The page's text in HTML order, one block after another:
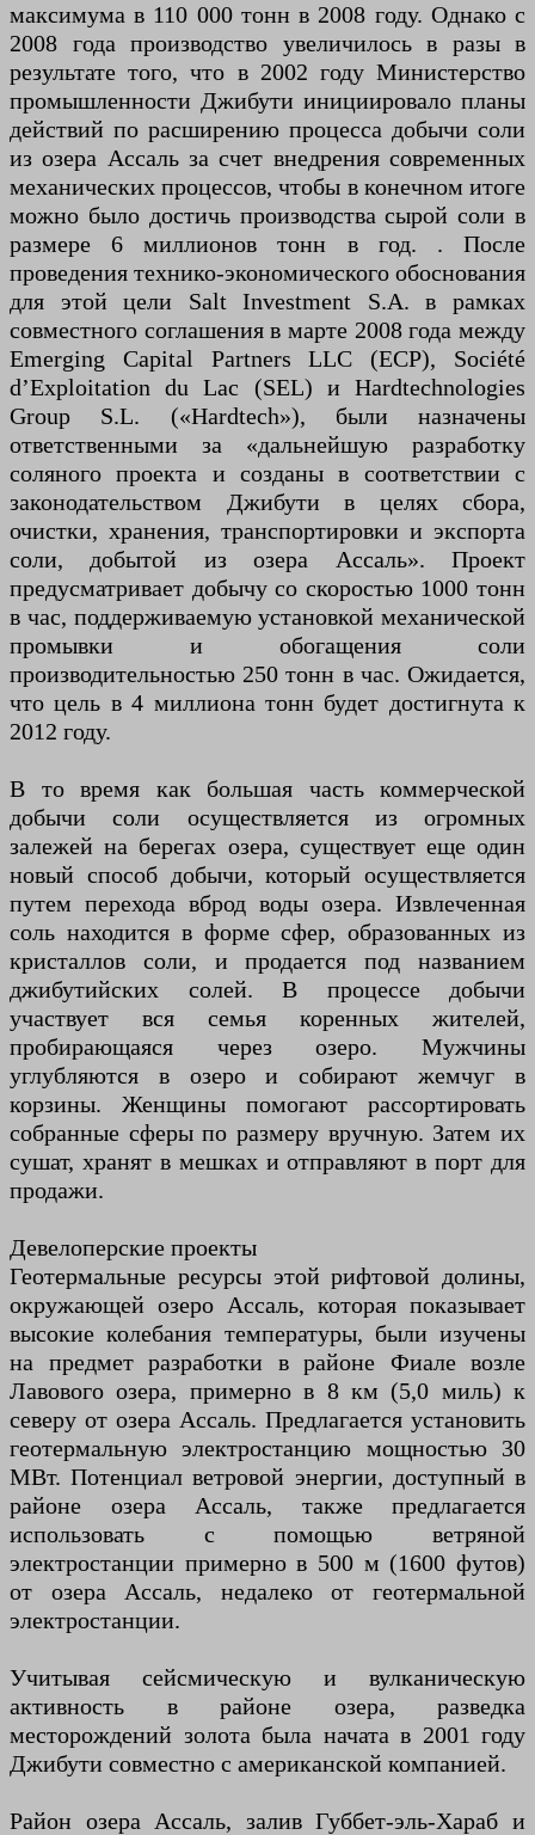
максимума в 110 000 тонн в 2008 году. Однако с
2008 года производство увеличилось в разы в
результате того, что в 2002 году Министерство
промышленности Джибути инициировало планы
действий по расширению процесса добычи соли
из озера Ассаль за счет внедрения современных
механических процессов, чтобы в конечном итоге
можно было достичь производства сырой соли в
размере 6 миллионов тонн в год. . После
проведения технико-экономического обоснования
для этой цели Salt Investment S.A. в рамках
совместного соглашения в марте 2008 года между
Emerging Capital Partners LLC (ECP), Société
d’Exploitation du Lac (SEL) и Hardtechnologies
Group S.L. («Hardtech»), были назначены
ответственными за «дальнейшую разработку
соляного проекта и созданы в соответствии с
законодательством Джибути в целях сбора,
очистки, хранения, транспортировки и экспорта
соли, добытой из озера Ассаль». Проект
предусматривает добычу со скоростью 1000 тонн
в час, поддерживаемую установкой механической
промывки и обогащения соли
производительностью 250 тонн в час. Ожидается,
что цель в 4 миллиона тонн будет достигнута к
2012 году.
В то время как большая часть коммерческой
добычи соли осуществляется из огромных
залежей на берегах озера, существует еще один
новый способ добычи, который осуществляется
путем перехода вброд воды озера. Извлеченная
соль находится в форме сфер, образованных из
кристаллов соли, и продается под названием
джибутийских солей. В процессе добычи
участвует вся семья коренных жителей,
пробирающаяся через озеро. Мужчины
углубляются в озеро и собирают жемчуг в
корзины. Женщины помогают рассортировать
собранные сферы по размеру вручную. Затем их
сушат, хранят в мешках и отправляют в порт для
продажи.
Девелоперские проекты
Геотермальные ресурсы этой рифтовой долины,
окружающей озеро Ассаль, которая показывает
высокие колебания температуры, были изучены
на предмет разработки в районе Фиале возле
Лавового озера, примерно в 8 км (5,0 миль) к
северу от озера Ассаль. Предлагается установить
геотермальную электростанцию ​​мощностью 30
МВт. Потенциал ветровой энергии, доступный в
районе озера Ассаль, также предлагается
использовать с помощью ветряной
электростанции примерно в 500 м (1600 футов)
от озера Ассаль, недалеко от геотермальной
электростанции.
Учитывая сейсмическую и вулканическую
активность в районе озера, разведка
месторождений золота была начата в 2001 году
Джибути совместно с американской компанией.
Район озера Ассаль, залив Губбет-эль-Хараб и